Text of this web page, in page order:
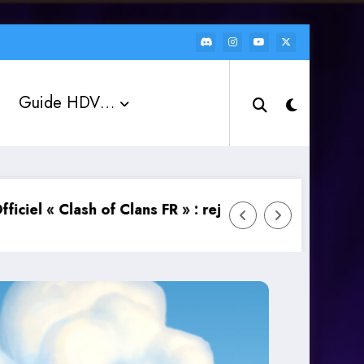
Guide HDV…
» : rejoignez la communauté et débloquez des
Le Chat Global fait son grand